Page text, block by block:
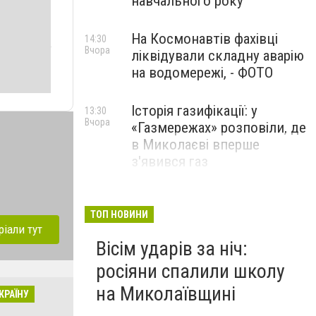
тут
На Космонавтів фахівці
ліквідували складну аварію
на водомережі, - ФОТО
14:30
Вчора
Історія газифікації: у
«Газмережах» розповіли, де
в Миколаєві вперше
з'явився газ
13:30
Вчора
Миколаєві 2026: шукаємо
перезавантаження
ПАРТНЕРСЬКИЙ СПЕЦПРОЄКТ
Вчора
ТОП НОВИНИ
Вісім ударів за ніч:
росіяни спалили школу
на Миколаївщині